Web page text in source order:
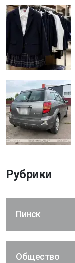
Рубрики
Пинск
Общество